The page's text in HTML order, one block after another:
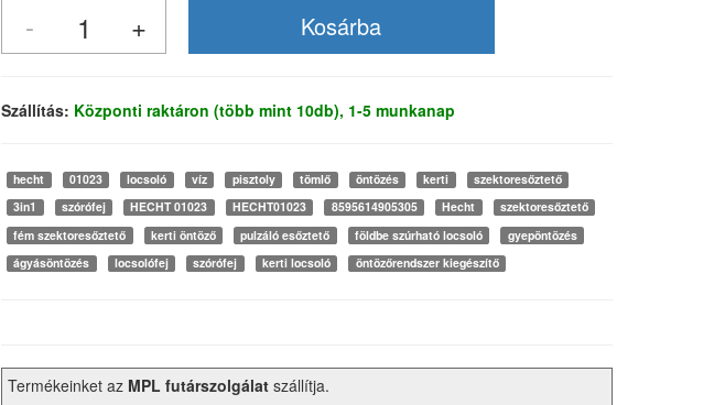
Szállítás: Központi raktáron (több mint 10db), 1-5 munkanap
hecht 01023 locsoló víz pisztoly tömlő öntözés kerti
szektoresőztető
3in1
szórófej HECHT 01023 HECHT01023 8595614905305 Hecht
szektoresőztető
fém szektoresőztető
kerti öntöző pulzáló esőztető földbe szúrható locsoló
gyepöntözés
ágyásöntözés
locsolófej szórófej kerti locsoló öntözőrendszer kiegészítő
Termékeinket az MPL futárszolgálat szállítja.